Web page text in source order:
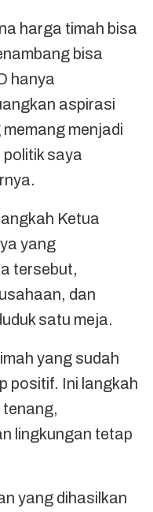
harga timah bisa
bisa
hanya
aspirasi
menjadi
saya
Ketua
yang
tersebut,
dan
satu meja.
yang sudah
positif. Ini langkah
lingkungan tetap
yang dihasilkan